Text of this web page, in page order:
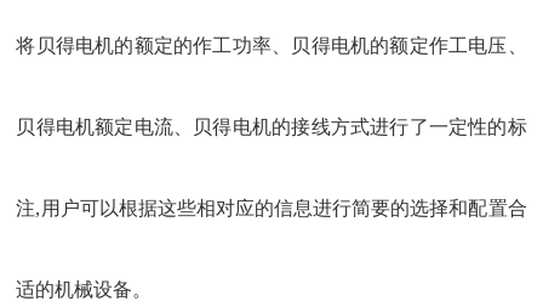
将贝得电机的额定的作工功率、贝得电机的额定作工电压、
贝得电机额定电流、贝得电机的接线方式进行了一定性的标
注,用户可以根据这些相对应的信息进行简要的选择和配置合
适的机械设备。